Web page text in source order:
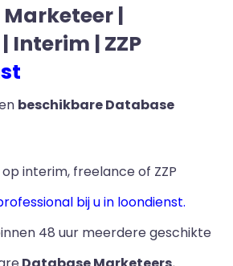
|
Interim | ZZP
beschikbare Database
interim, freelance of ZZP
bij u in loondienst.
48 uur meerdere geschikte